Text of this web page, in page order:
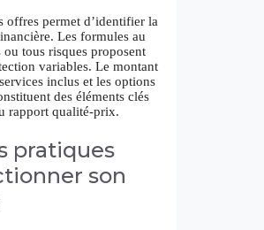
offres permet d’identifier la
Les formules au
tous risques proposent
variables. Le montant
inclus et les options
des éléments clés
rapport qualité-prix.
pratiques
son